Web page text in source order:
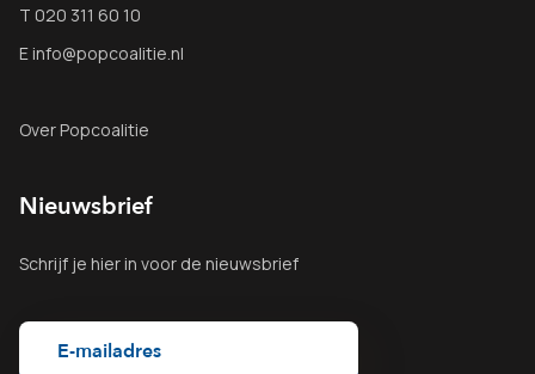
T 020 311 60 10
E info@popcoalitie.nl
Over Popcoalitie
Nieuwsbrief
Schrijf je hierin voor de nieuwsbrief